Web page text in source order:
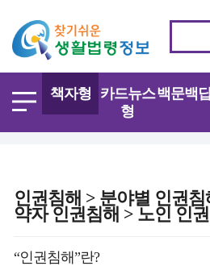
책자형
카드뉴스
형
백문백
인권침해 > 분야별 인권
약자 인권침해 > 노인 인
“인권침해”란?